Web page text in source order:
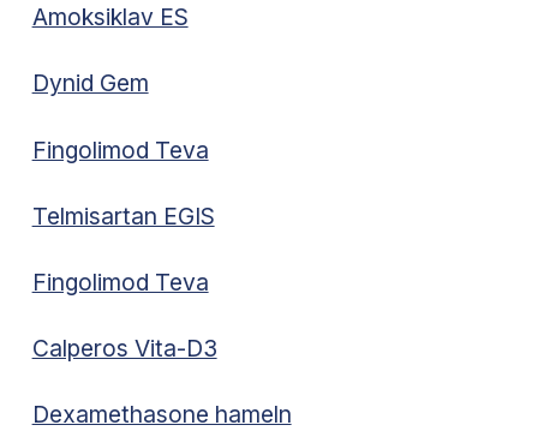
Amoksiklav ES
Dynid Gem
Fingolimod Teva
Telmisartan EGIS
Fingolimod Teva
Calperos Vita-D3
Dexamethasone hameln